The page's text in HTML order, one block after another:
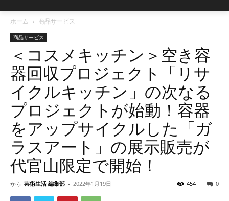
ホーム 商品サービス
商品サービス
＜コスメキッチン＞空き容
器回収プロジェクト「リサ
イクルキッチン」の次なる
プロジェクトが始動！容器
をアップサイクルした「ガ
ラスアート」の展示販売が
代官山限定で開始！
から 芸術生活 編集部 - 2022年1月19日 0
454